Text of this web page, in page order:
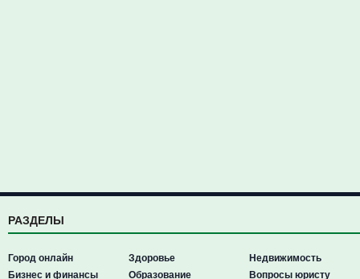
РАЗДЕЛЫ
Город онлайн
Бизнес и финансы
Здоровье
Образование
Недвижимость
Вопросы юристу